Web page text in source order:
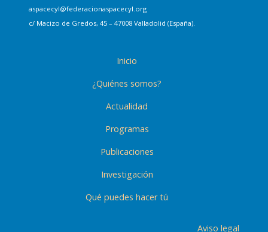
aspacecyl@federacionaspacecyl.org
c/ Macizo de Gredos, 45 – 47008 Valladolid (España).
Inicio
¿Quiénes somos?
Actualidad
Programas
Publicaciones
Investigación
Qué puedes hacer tú
Aviso legal